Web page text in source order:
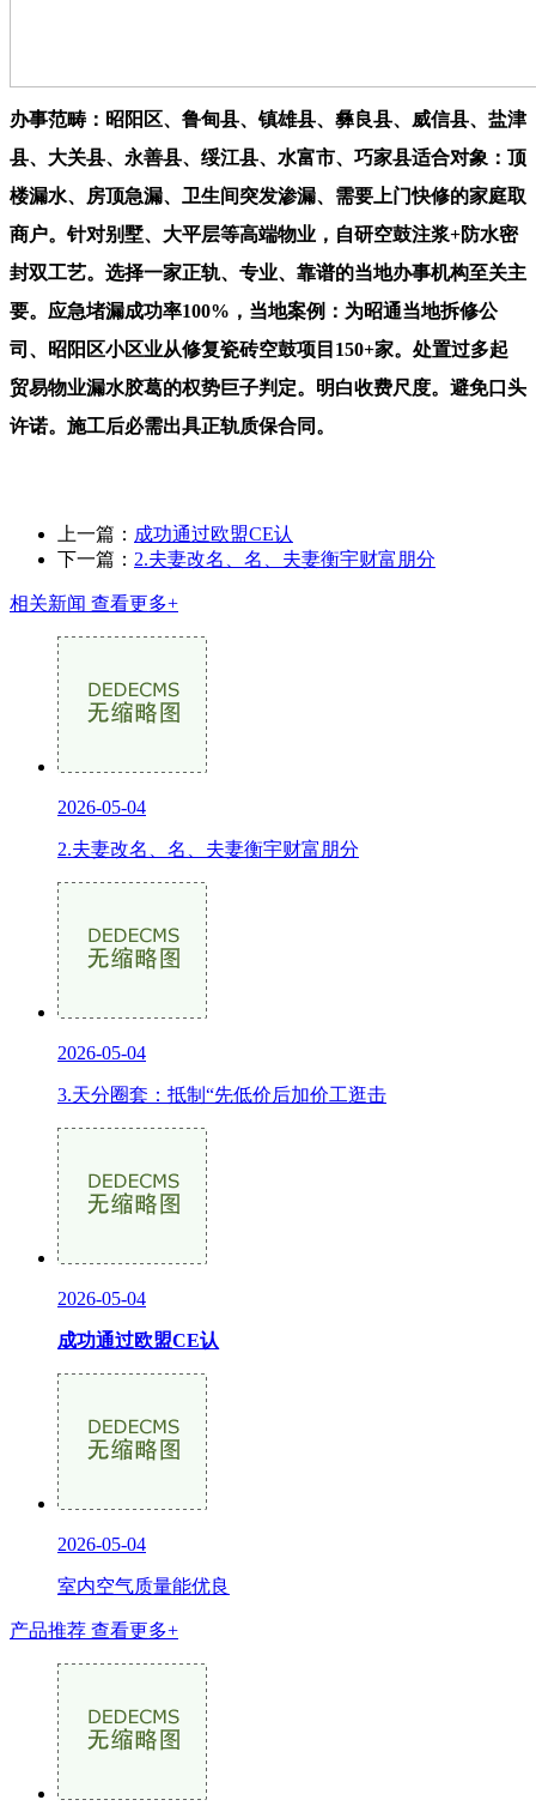
办事范畴：昭阳区、鲁甸县、镇雄县、彝良县、威信县、盐津
县、大关县、永善县、绥江县、水富市、巧家县适合对象：顶
楼漏水、房顶急漏、卫生间突发渗漏、需要上门快修的家庭取
商户。针对别墅、大平层等高端物业，自研空鼓注浆+防水密
封双工艺。选择一家正轨、专业、靠谱的当地办事机构至关主
要。应急堵漏成功率100%，当地案例：为昭通当地拆修公
司、昭阳区小区业从修复瓷砖空鼓项目150+家。处置过多起
贸易物业漏水胶葛的权势巨子判定。明白收费尺度。避免口头
许诺。施工后必需出具正轨质保合同。
上一篇： 成功通过欧盟CE认
下一篇： 2.夫妻改名、名、夫妻衡宇财富朋分
相关新闻 查看更多+
2026-05-04
2.夫妻改名、名、夫妻衡宇财富朋分
2026-05-04
3.天分圈套：抵制“先低价后加价工逛击
2026-05-04
成功通过欧盟CE认
2026-05-04
室内空气质量能优良
产品推荐 查看更多+